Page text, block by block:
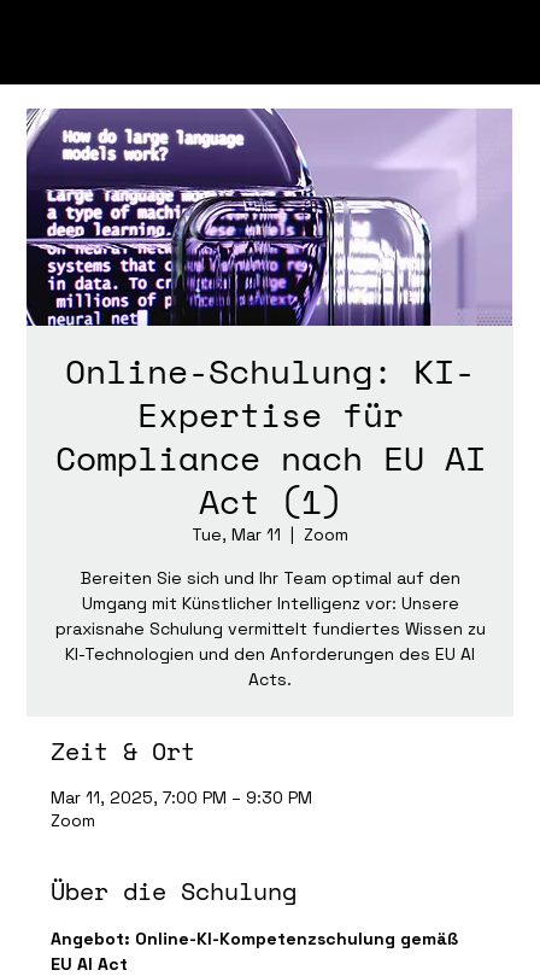
Online-Schulung: KI-
Expertise für
Compliance nach EU AI
Act (1)
Tue, Mar 11
  |
Zoom
Bereiten Sie sich und Ihr Team optimal auf den
Umgang mit Künstlicher Intelligenz vor: Unsere
praxisnahe Schulung vermittelt fundiertes Wissen zu
KI-Technologien und den Anforderungen des EU AI
Acts.
Zeit & Ort
Mar 11, 2025, 7:00 PM – 9:30 PM
Zoom
Über die Schulung
Angebot: Online-KI-Kompetenzschulung gemäß
EU AI Act